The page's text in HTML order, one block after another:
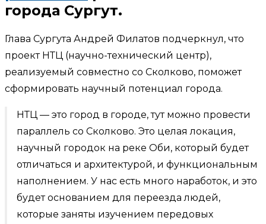
города Сургут.
Глава Сургута Андрей Филатов подчеркнул, что
проект НТЦ (научно-технический центр),
реализуемый совместно со Сколково, поможет
сформировать научный потенциал города.
НТЦ — это город в городе, тут можно провести
параллель со Сколково. Это целая локация,
научный городок на реке Оби, который будет
отличаться и архитектурой, и функциональным
наполнением. У нас есть много наработок, и это
будет основанием для переезда людей,
которые заняты изучением передовых